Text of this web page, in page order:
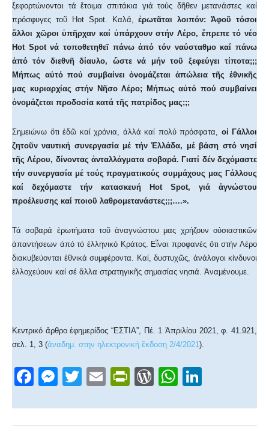
ξεφορτώνονται τά ἕτοιμα σπιτάκια γιά τούς δῆθεν μετανάστες καί
πρόσφυγες τοῦ Hot Spot. Καλά,ἐρωτᾶται λοιπόν: Ἀφοῦ τόσοι
ἄλλοι χῶροι ὑπῆρχαν καί ὑπάρχουν στήν Λέρο, ἔπρεπε τό νέο
Hot Spot νά τοποθετηθεῖ πάνω ἀπό τόν ναύσταθμο καί πάνω
ἀπό τόν διεθνῆ δίαυλο, ὥστε νά μήν τοῦ ξεφεύγει τίποτα;;;
Μήπως αὐτό πού συμβαίνει ὀνομάζεται ἀπώλεια τῆς ἐθνικῆς
μας κυριαρχίας στήν Νῆσο Λέρο; Μήπως αὐτό πού συμβαίνει
ὀνομάζεται προδοσία κατά τῆς πατρίδος μας;;;
Σημειώνω ὅτι ἐδῶ καί χρόνια, ἀλλά καί πολύ πρόσφατα, οἱ Γάλλοι
ζητοῦν ναυτική συνεργασία μέ τήν Ἑλλάδα, μέ βάση στό νησί
τῆς Λέρου, δίνοντας ἀνταλλάγματα σοβαρά. Γιατί δέν δεχόμαστε
τήν συνεργασία μέ τούς πραγματικούς συμμάχους μας Γάλλους
καί δεχόμαστε τήν κατασκευή Hot Spot, γιά ἀγνώστου
προέλευσης καί ποιοῦ λαθρομετανάστες;;;….».
Τά σοβαρά ἐρωτήματα τοῦ ἀναγνώστου μας χρήζουν οὐσιαστικῶν
ἀπαντήσεων ἀπό τό ἑλληνικό Κράτος. Εἶναι προφανές ὅτι στήν Λέρο
διακυβεύονται ἐθνικά συμφέροντα. Καί, δυστυχῶς, ἀνάλογοι κίνδυνοι
ἐλλοχεύουν καί σέ ἄλλα στρατηγικῆς σημασίας νησιά. Ἀναμένουμε.
Κεντρικό ἄρθρο ἐφημερίδος “ΕΣΤΙΑ”, Πέ. 1 Ἀπριλίου 2021, φ. 41.921,
σελ. 1, 3 (ἀναδημ. στην ηλεκτρονική ἔκδοση 2/4/2021).
F
c
M
ss
T
tt
E
ail
Pr
tF
W
d
W
at k